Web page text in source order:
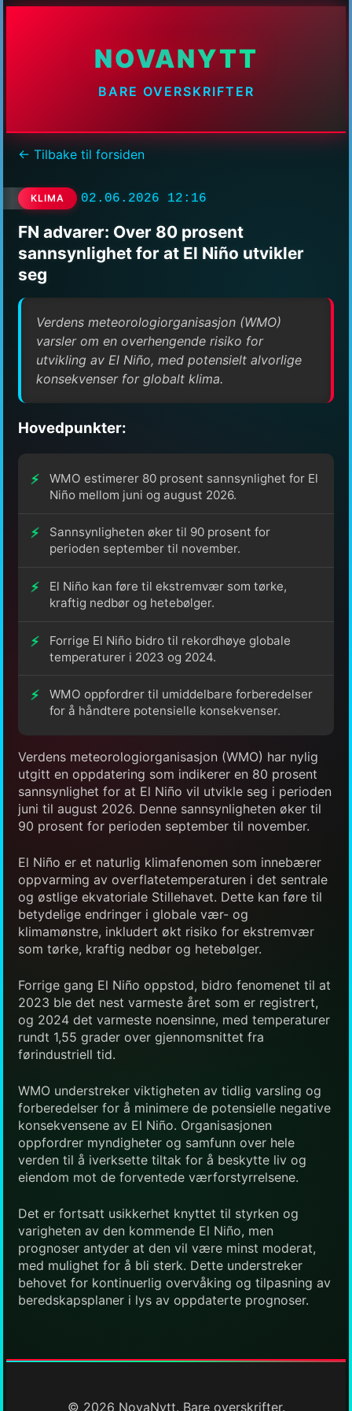
NOVANYTT
BARE OVERSKRIFTER
← Tilbake til forsiden
KLIMA 02.06.2026 12:16
FN advarer: Over 80 prosent
sannsynlighet for at El Niño utvikler
seg
Verdens meteorologiorganisasjon (WMO)
varsler om en overhengende risiko for
utvikling av El Niño, med potensielt alvorlige
konsekvenser for globalt klima.
Hovedpunkter:
WMO estimerer 80 prosent sannsynlighet for El
Niño mellom juni og august 2026.
Sannsynligheten øker til 90 prosent for
perioden september til november.
El Niño kan føre til ekstremvær som tørke,
kraftig nedbør og hetebølger.
Forrige El Niño bidro til rekordhøye globale
temperaturer i 2023 og 2024.
WMO oppfordrer til umiddelbare forberedelser
for å håndtere potensielle konsekvenser.
Verdens meteorologiorganisasjon (WMO) har nylig
utgitt en oppdatering som indikerer en 80 prosent
sannsynlighet for at El Niño vil utvikle seg i perioden
juni til august 2026. Denne sannsynligheten øker til
90 prosent for perioden september til november.
El Niño er et naturlig klimafenomen som innebærer
oppvarming av overflatetemperaturen i det sentrale
og østlige ekvatoriale Stillehavet. Dette kan føre til
betydelige endringer i globale vær- og
klimamønstre, inkludert økt risiko for ekstremvær
som tørke, kraftig nedbør og hetebølger.
Forrige gang El Niño oppstod, bidro fenomenet til at
2023 ble det nest varmeste året som er registrert,
og 2024 det varmeste noensinne, med temperaturer
rundt 1,55 grader over gjennomsnittet fra
førindustriell tid.
WMO understreker viktigheten av tidlig varsling og
forberedelser for å minimere de potensielle negative
konsekvensene av El Niño. Organisasjonen
oppfordrer myndigheter og samfunn over hele
verden til å iverksette tiltak for å beskytte liv og
eiendom mot de forventede værforstyrrelsene.
Det er fortsatt usikkerhet knyttet til styrken og
varigheten av den kommende El Niño, men
prognoser antyder at den vil være minst moderat,
med mulighet for å bli sterk. Dette understreker
behovet for kontinuerlig overvåking og tilpasning av
beredskapsplaner i lys av oppdaterte prognoser.
© 2026 NovaNytt. Bare overskrifter.